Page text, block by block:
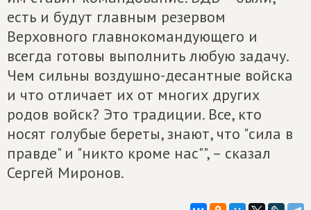
есть и будут главным резервом
Верховного главнокомандующего и
всегда готовы выполнить любую задачу.
Чем сильны воздушно-десантные войска
и что отличает их от многих других
родов войск? Это традиции. Все, кто
носят голубые береты, знают, что "сила в
правде" и "никто кроме нас"", – сказал
Сергей Миронов.